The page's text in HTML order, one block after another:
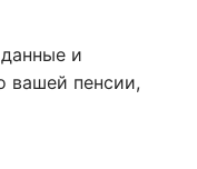
и
вашей пенсии,